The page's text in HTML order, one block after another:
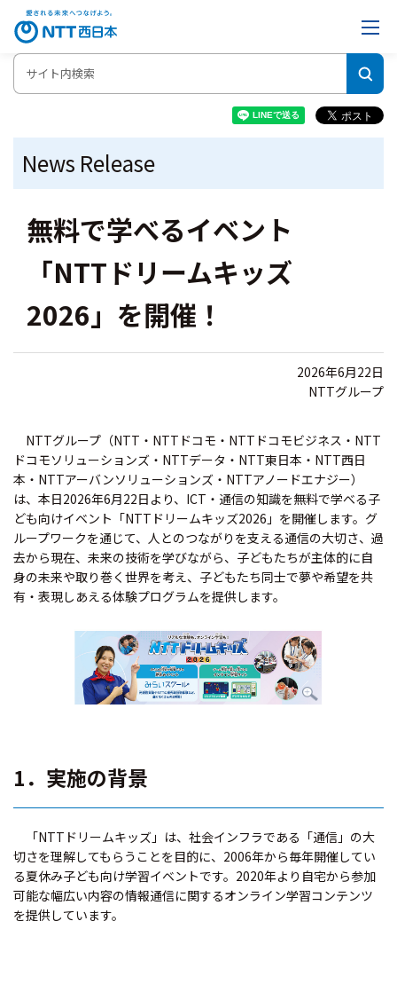
News Release
無料で学べるイベント
「NTTドリームキッズ
2026」を開催！
2026年6月22日
NTTグループ
NTTグループ（NTT・NTTドコモ・NTTドコモビジネス・NTT
ドコモソリューションズ・NTTデータ・NTT東日本・NTT西日
本・NTTアーバンソリューションズ・NTTアノードエナジー）
は、本日2026年6月22日より、ICT・通信の知識を無料で学べる子
ども向けイベント「NTTドリームキッズ2026」を開催します。グ
ループワークを通じて、人とのつながりを支える通信の大切さ、過
去から現在、未来の技術を学びながら、子どもたちが主体的に自
身の未来や取り巻く世界を考え、子どもたち同士で夢や希望を共
有・表現しあえる体験プログラムを提供します。
1．実施の背景
「NTTドリームキッズ」は、社会インフラである「通信」の大
切さを理解してもらうことを目的に、2006年から毎年開催してい
る夏休み子ども向け学習イベントです。2020年より自宅から参加
可能な幅広い内容の情報通信に関するオンライン学習コンテンツ
を提供しています。